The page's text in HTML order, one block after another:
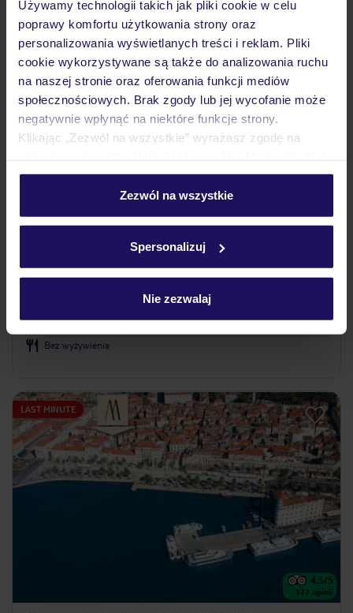
Używamy technologii takich jak pliki cookie w celu
poprawy komfortu użytkowania strony oraz
personalizowania wyświetlanych treści i reklam. Pliki
cookie wykorzystywane są także do analizowania ruchu
na naszej stronie oraz oferowania funkcji mediów
społecznościowych. Brak zgody lub jej wycofanie może
negatywnie wpłynąć na niektóre funkcje strony.
Klikając „Zezwól na wszystkie” wyrażasz zgodę na
personalizować swój wybór wchodząc w zakładkę
Szczegółowe informacje o plikach cookie znajdziesz
Zezwól na wszystkie
Spersonalizuj
Nie zezwalaj
ZALICZKA 25%
DALMACJA ŚRODKOWA SPLIT
6 788 ZŁ
(7 noclegów)
Bez wyżywienia
LAST MINUTE
4.5/5
527 opinii